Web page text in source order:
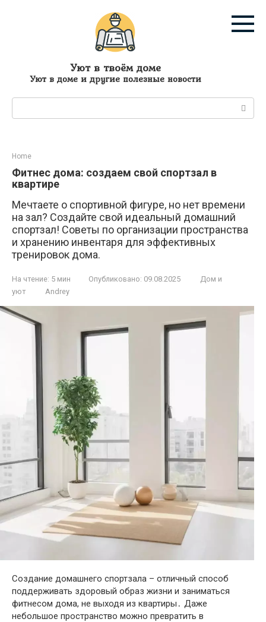
Уют в твоём доме
Уют в доме и другие полезные новости
Home
Фитнес дома: создаем свой спортзал в
квартире
Мечтаете о спортивной фигуре, но нет времени
на зал? Создайте свой идеальный домашний
спортзал! Советы по организации пространства
и хранению инвентаря для эффективных
тренировок дома.
На чтение: 5 мин Опубликовано: 09.08.2025
Дом и
уют
Andrey
Создание домашнего спортзала – отличный способ
поддерживать здоровый образ жизни и заниматься
фитнесом дома, не выходя из квартиры․ Даже
небольшое пространство можно превратить в